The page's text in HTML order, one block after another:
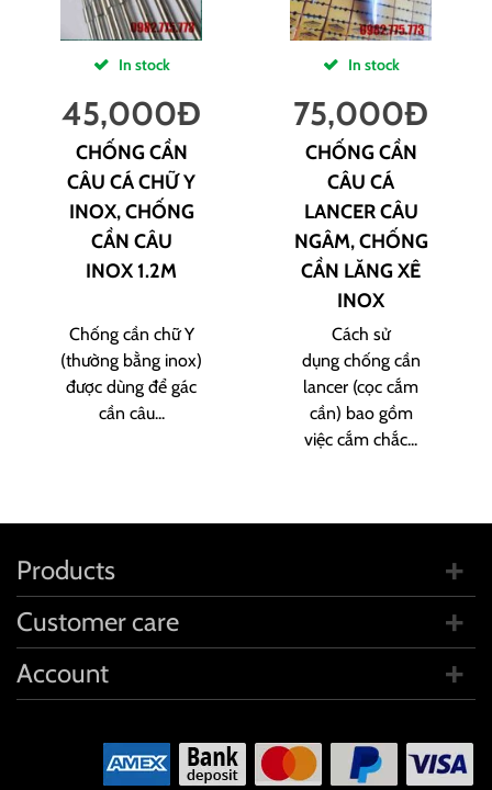
In stock
45,000Đ
CHỐNG CẦN
CÂU CÁ CHỮ Y
INOX, CHỐNG
CẦN CÂU
INOX 1.2M
Chống cần chữ Y
(thường bằng inox)
được dùng để gác
cần câu...
In stock
75,000Đ
CHỐNG CẦN
CÂU CÁ
LANCER CÂU
NGÂM, CHỐNG
CẦN LĂNG XÊ
INOX
Cách sử
dụng chống cần
lancer (cọc cắm
cần) bao gồm
việc cắm chắc...
Products
Customer care
Account